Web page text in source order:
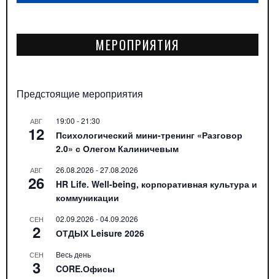
МЕРОПРИЯТИЯ
Предстоящие мероприятия
АВГ
12
19:00 -21:30
Психологический мини-тренинг «Разговор
2.0» с Олегом Калиничевым
АВГ
26
26.08.2026 -27.08.2026
HR Life. Well-being, корпоративная культура и
коммуникации
СЕН
2
02.09.2026 -04.09.2026
ОТДЫХ Leisure 2026
СЕН
3
Весь день
CORE.Офисы